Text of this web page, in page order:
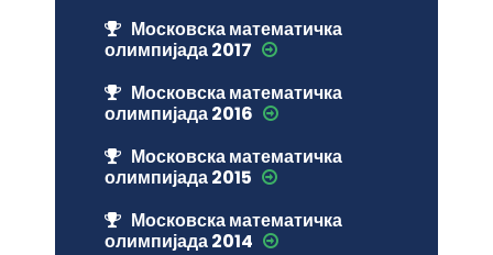
Московска математичка
олимпијада 2017
Московска математичка
олимпијада 2016
Московска математичка
олимпијада 2015
Московска математичка
олимпијада 2014